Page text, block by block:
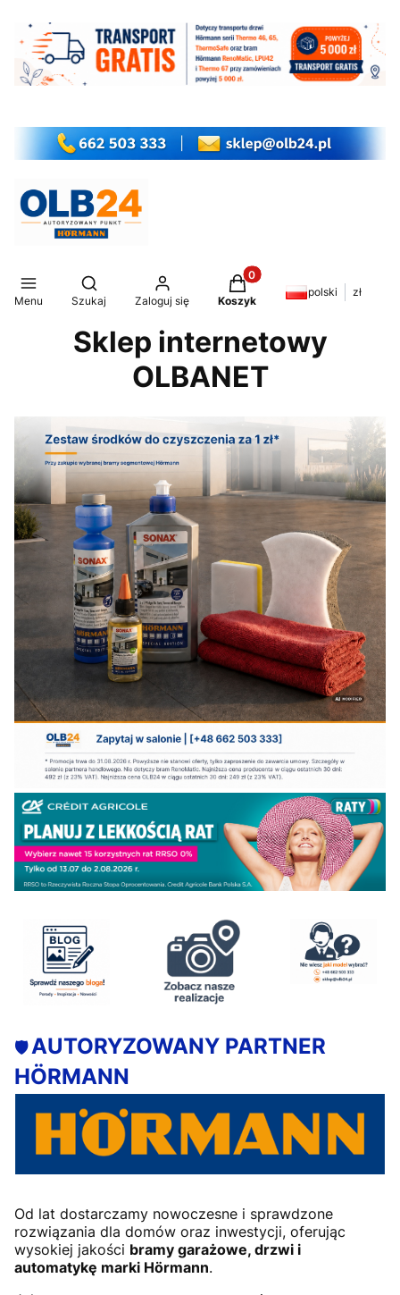
Menu
Otwórz wyszukiwarkę
Szukaj Zaloguj się
Produkty w koszyku: 0.
Koszyk
polski zł
Sklep internetowy
OLBANET
🛡️AUTORYZOWANY PARTNER
HÖRMANN
Od lat dostarczamy nowoczesne i sprawdzone
rozwiązania dla domów oraz inwestycji, oferując
wysokiej jakości bramy garażowe, drzwi i
automatykę marki Hörmann.